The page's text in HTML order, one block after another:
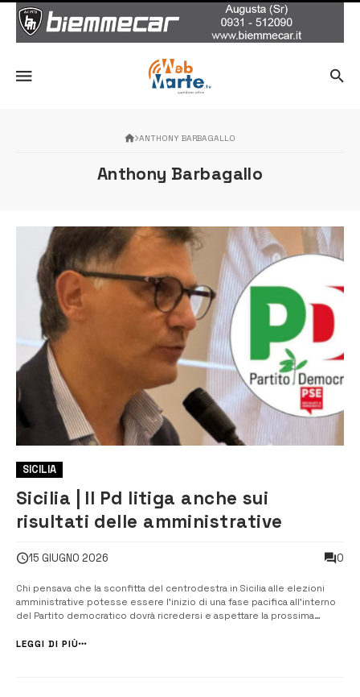
ANTHONY BARBAGALLO
Anthony Barbagallo
SICILIA
Sicilia | Il Pd litiga anche sui
risultati delle amministrative
15 GIUGNO 2026 0
Chi pensava che la sconfitta del centrodestra in Sicilia alle elezioni
amministrative potesse essere l’inizio di una fase pacifica all’interno
del Partito democratico dovrà ricredersi e aspettare la prossima
infatti lo scontro tra le correnti interne, e il partito sicilia...
LEGGI DI PIÙ